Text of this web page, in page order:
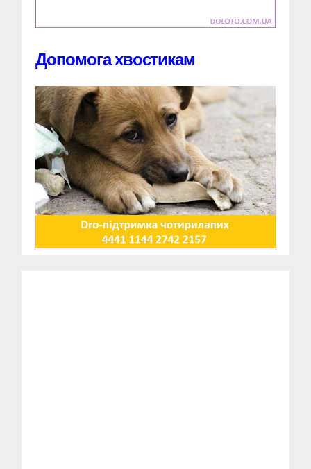
Допомога хвостикам